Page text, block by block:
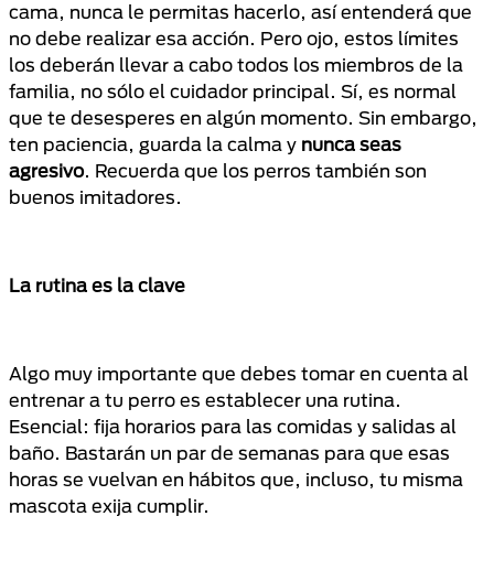
cama, nunca le permitas hacerlo, así entenderá que
no debe realizar esa acción. Pero ojo, estos límites
los deberán llevar a cabo todos los miembros de la
familia, no sólo el cuidador principal. Sí, es normal
que te desesperes en algún momento. Sin embargo,
ten paciencia, guarda la calma y nunca seas
agresivo. Recuerda que los perros también son
buenos imitadores.
La rutina es la clave
Algo muy importante que debes tomar en cuenta al
entrenar a tu perro es establecer una rutina.
Esencial: fija horarios para las comidas y salidas al
baño. Bastarán un par de semanas para que esas
horas se vuelvan en hábitos que, incluso, tu misma
mascota exija cumplir.